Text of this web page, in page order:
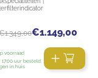
1.349,00€1.149,00
voorraad
17:00 uur besteld,
in huis